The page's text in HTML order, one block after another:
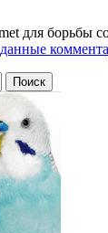
для борьбы